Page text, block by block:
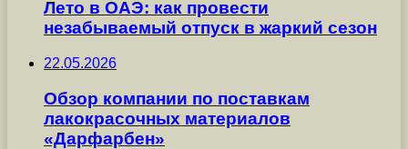
Лето в ОАЭ: как провести
незабываемый отпуск в жаркий сезон
22.05.2026
Обзор компании по поставкам
лакокрасочных материалов
«Дарфарбен»